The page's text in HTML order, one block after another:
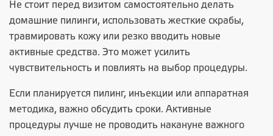
Не стоит перед визитом самостоятельно делать
домашние пилинги, использовать жесткие скрабы,
травмировать кожу или резко вводить новые
активные средства. Это может усилить
чувствительность и повлиять на выбор процедуры.
Если планируется пилинг, инъекции или аппаратная
методика, важно обсудить сроки. Активные
процедуры лучше не проводить накануне важного